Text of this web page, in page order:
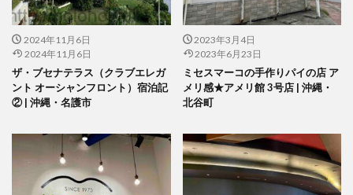
2024年11月6日
2024年11月6日
ザ・ブセナテラス（クラブエレガ
ント オーシャンフロント）宿泊記
② | 沖縄・名護市
2023年3月4日
2023年6月23日
ミセスマーコの手作りパイの店 ア
メリ感★アメリ館 3号店 | 沖縄・
北谷町